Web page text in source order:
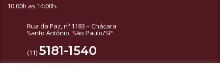
10:00h as 14:00h.
Rua da Paz, nº 1183 – Chácara
Santo Antônio, São Paulo/SP
(11) 5181-1540